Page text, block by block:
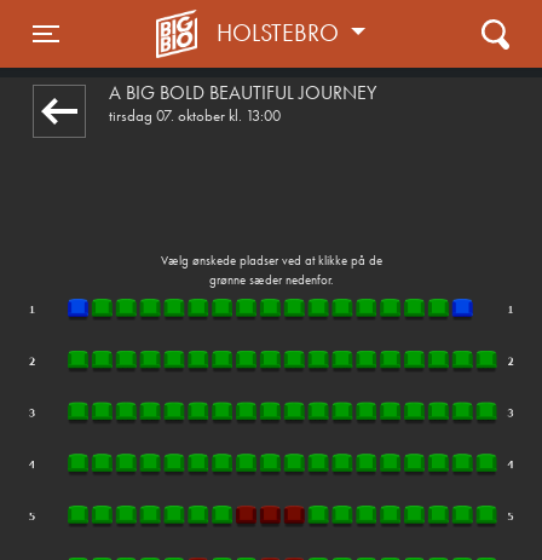
Toggle navigation
HOLSTEBRO
A BIG BOLD BEAUTIFUL JOURNEY
tirsdag 07. oktober kl. 13:00
Vælg ønskede pladser ved at klikke på de
grønne sæder nedenfor.
front05-temp 062114